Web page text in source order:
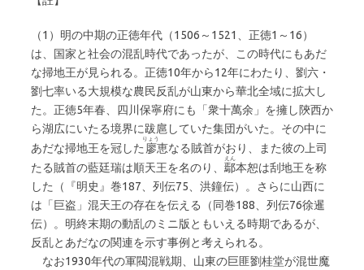
（1）明の中期の正徳年代（1506～1521、正徳1～16）
は、国家と社会の混乱時代であったが、この時代にもあだ
な掃地王が見られる。正徳10年から12年にわたり、劉六・
劉七率いる大規模な農民反乱が山東から華北全域に拡大し
た。正徳5年春、四川保寧府にも「衆十萬余」を擁し陝西か
ら湖広にいたる境界に跋扈していた集団がいた。その中に
あだな掃地王を冠した 廖
りょう
恵なる賊首がおり、また彼の上司
たる賊首の藍廷瑞は順天王を名のり、 鄢
えん
本恕は刮地王を称
した（『明史』巻187、列伝75、洪鐘伝）。さらに山西に
は「巨盗」混天王の存在を伝える（同巻188、列伝76徐暹
伝）。明終末期の動乱のミニ版ともいえる時期であるが、
反乱とあだなの関連を示す事例と考えられる。
なお1930年代の軍閥混戦期、山東の巨匪劉桂堂が混世魔